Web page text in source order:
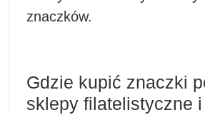
znaczków.
Gdzie kupić znaczki
sklepy filatelistyczne